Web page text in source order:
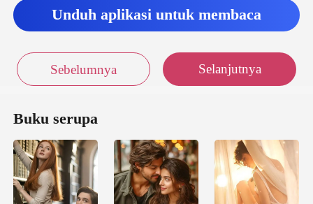
Unduh aplikasi untuk membaca
Sebelumnya Selanjutnya
Buku serupa